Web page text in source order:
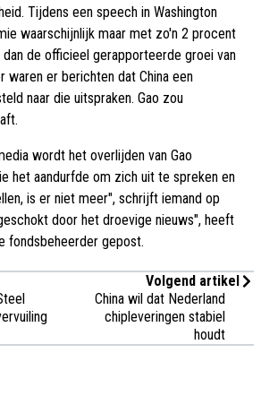
Tijdens een speech in Washington
waarschijnlijk maar met zo'n 2 procent
de officieel gerapporteerde groei van
waren er berichten dat China een
naar die uitspraken. Gao zou
wordt het overlijden van Gao
het aandurfde om zich uit te spreken en
is er niet meer", schrijft iemand op
door het droevige nieuws", heeft
fondsbeheerder gepost.
Volgend artikel
China wil dat Nederland
chipleveringen stabiel
houdt